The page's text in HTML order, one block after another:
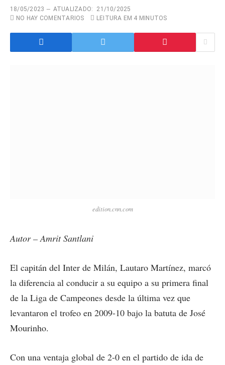
18/05/2023 ATUALIZADO:
21/10/2025
NO HAY COMENTARIOS
LEITURA EM 4 MINUTOS
edition.cnn.com
Autor – Amrit Santlani
El capitán del Inter de Milán, Lautaro Martínez, marcó
la diferencia al conducir a su equipo a su primera final
de la Liga de Campeones desde la última vez que
levantaron el trofeo en 2009-10 bajo la batuta de José
Mourinho.
Con una ventaja global de 2-0 en el partido de ida de